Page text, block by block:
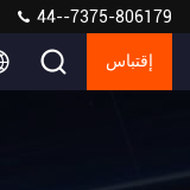
44--7375-806179
إقتباس